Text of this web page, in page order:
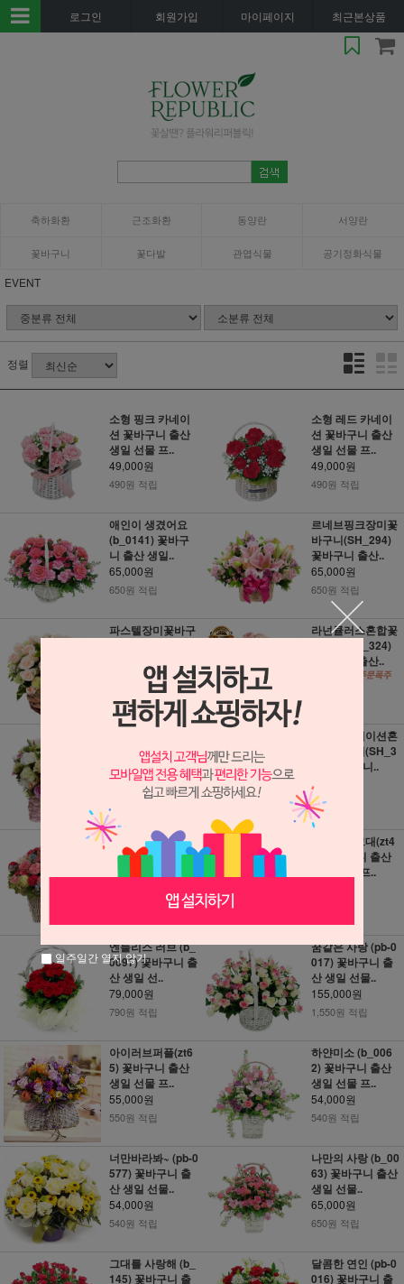
로그인 회원가입 마이페이지 최근본상품
축하화환 근조화환 동양란 서양란
꽃바구니 꽃다발 관엽식물 공기정화식물
EVENT
정렬
소형 핑크 카네이
션 꽃바구니 출산
생일 선물 프..
49,000원
490원 적립
소형 레드 카네이
션 꽃바구니 출산
생일 선물 프..
49,000원
490원 적립
애인이 생겼어요
(b_0141) 꽃바구
니 출산 생일..
65,000원
650원 적립
르네브핑크장미꽃
바구니(SH_294)
꽃바구니 출산..
65,000원
650원 적립
파스텔장미꽃바구
62,000원
620원 적립
라넌큘러스혼합꽃
바구니(SH_324)
꽃바구니 출산..
꽃바구니1(SH_31
8) 꽃바구니 출..
62,000원
620원 적립
파스텔카네이션혼
합꽃바구니(SH_3
42) 꽃바구니..
550원 적립
카네이션 혼합 2
(SH_325) 꽃바구
니 출산 생일..
별에서온그대(zt4
3) 꽃바구니 출산
생일 선물 프..
엔들리스 러브 (b_
0097) 꽃바구니 출
산 생일 선..
79,000원
790원 적립
꿈같은 사랑 (pb-0
017) 꽃바구니 출
산 생일 선물..
155,000원
1,550원 적립
아이러브퍼플(zt6
5) 꽃바구니 출산
생일 선물 프..
55,000원
550원 적립
하얀미소 (b_006
2) 꽃바구니 출산
생일 선물 프..
54,000원
540원 적립
너만바라봐~ (pb-0
577) 꽃바구니 출
산 생일 선물..
54,000원
540원 적립
나만의 사랑 (b_00
63) 꽃바구니 출산
생일 선물..
65,000원
650원 적립
그대를 사랑해 (b_
145) 꽃바구니 출
달콤한 연인 (pb-0
016) 꽃바구니 출
일주일간 열지 않기